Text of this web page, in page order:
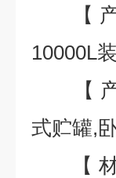
【 产
10000L
【 产
式贮罐,
【 材